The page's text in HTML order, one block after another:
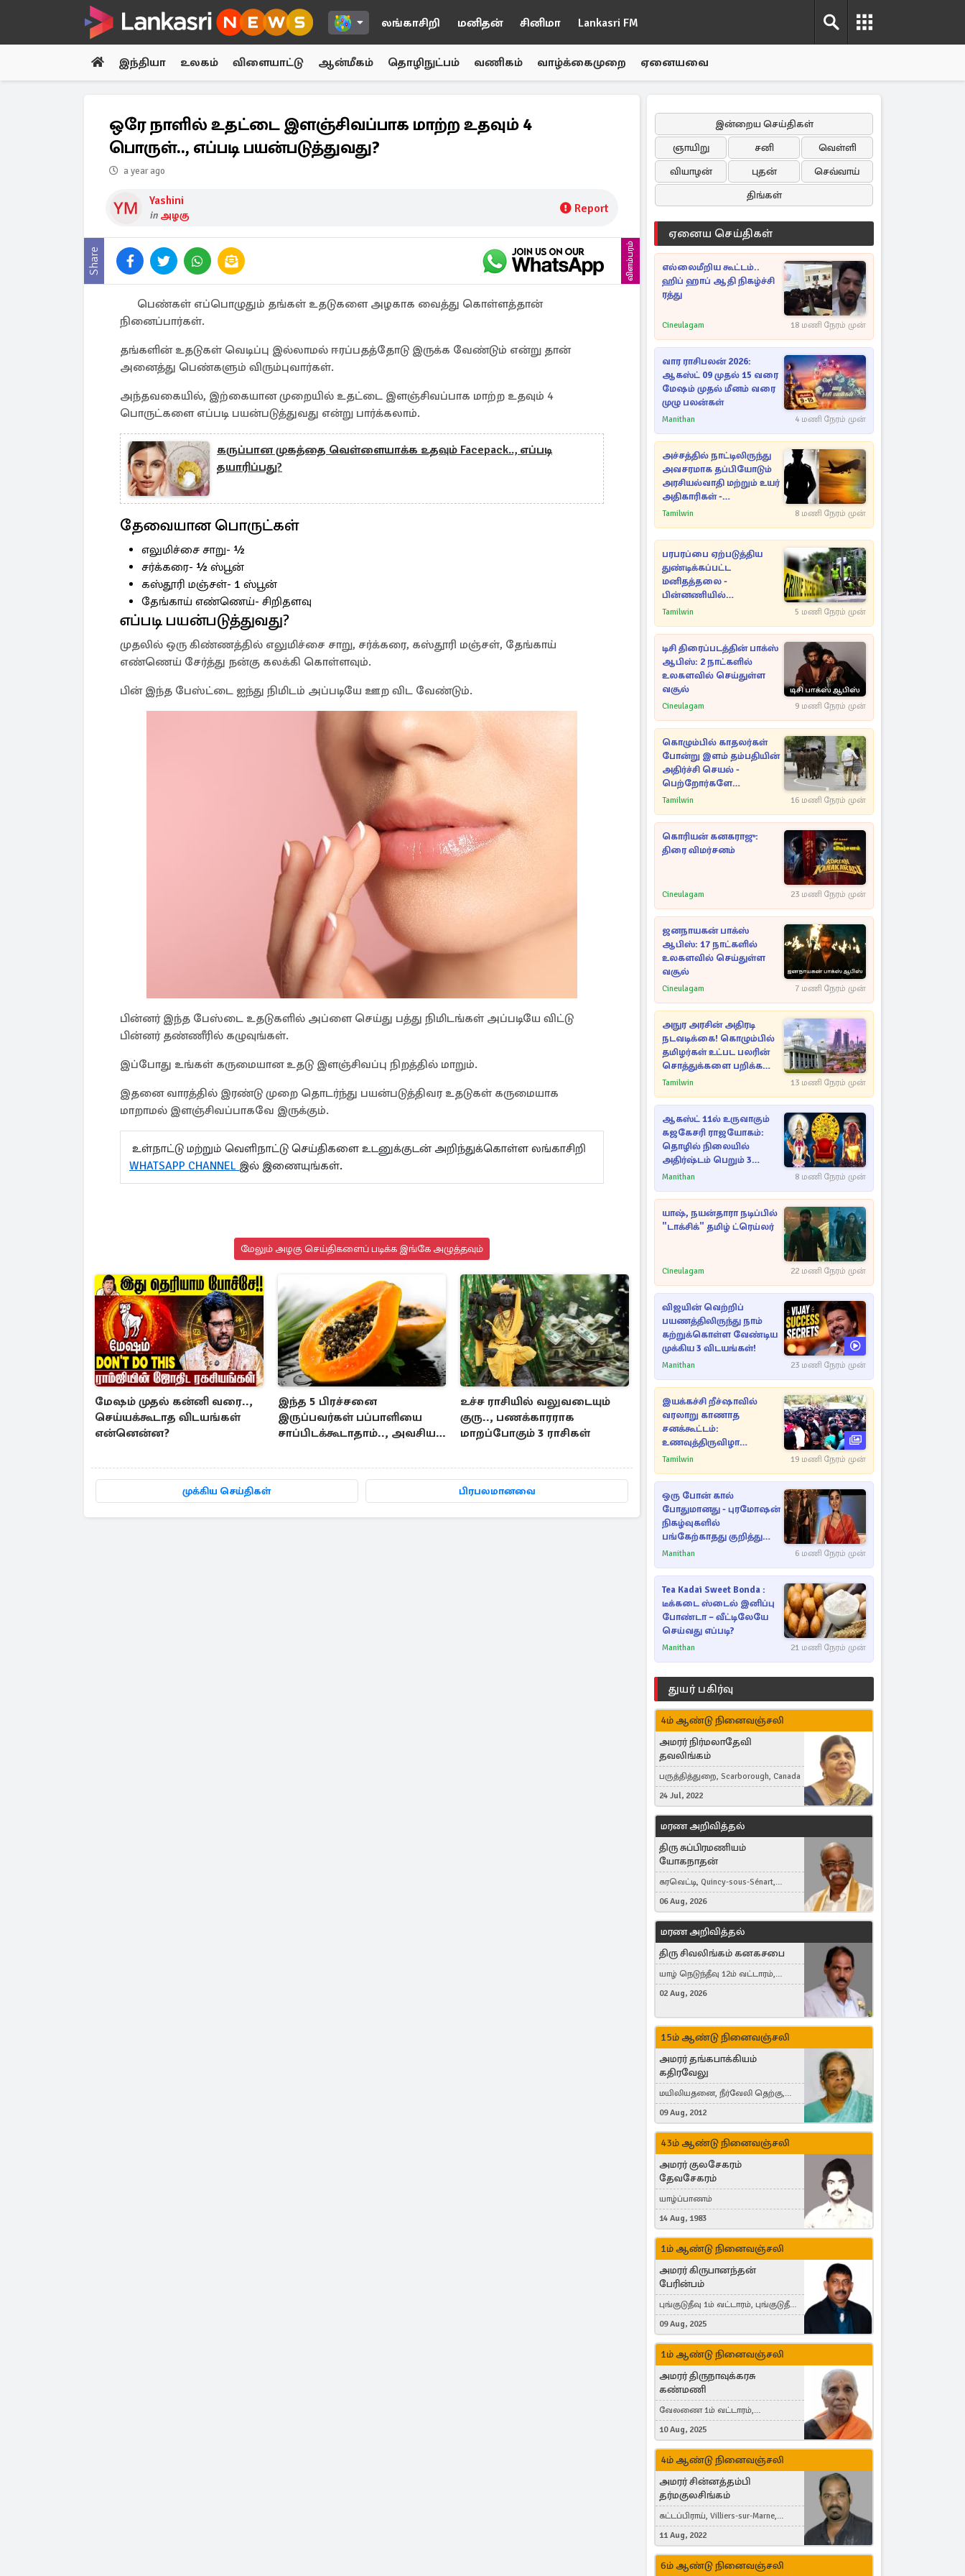
லங்காசிறி மனிதன் சினிமா Lankasri FM
இந்தியா உலகம் விளையாட்டு ஆன்மீகம் தொழிநுட்பம் வணிகம் வாழ்க்கைமுறை ஏனையவை
ஒரே நாளில் உதட்டை இளஞ்சிவப்பாக மாற்ற உதவும் 4
பொருள்.., எப்படி பயன்படுத்துவது?
a year ago
Yashini
in அழகு Report
Share விளம்பரம்
பெண்கள் எப்பொழுதும் தங்கள் உதடுகளை அழகாக வைத்து கொள்ளத்தான்
நினைப்பார்கள்.
தங்களின் உதடுகள் வெடிப்பு இல்லாமல் ஈரப்பதத்தோடு இருக்க வேண்டும் என்று தான்
அனைத்து பெண்களும் விரும்புவார்கள்.
அந்தவகையில், இற்கையான முறையில் உதட்டை இளஞ்சிவப்பாக மாற்ற உதவும் 4
பொருட்களை எப்படி பயன்படுத்துவது என்று பார்க்கலாம்.
கருப்பான முகத்தை வெள்ளையாக்க உதவும் Facepack.., எப்படி
தயாரிப்பது?
தேவையான பொருட்கள்
எலுமிச்சை சாறு- ½
சர்க்கரை- ½ ஸ்பூன்
கஸ்தூரி மஞ்சள்- 1 ஸ்பூன்
தேங்காய் எண்ணெய்- சிறிதளவு
எப்படி பயன்படுத்துவது?
முதலில் ஒரு கிண்ணத்தில் எலுமிச்சை சாறு, சர்க்கரை, கஸ்தூரி மஞ்சள், தேங்காய்
எண்ணெய் சேர்த்து நன்கு கலக்கி கொள்ளவும்.
பின் இந்த பேஸ்ட்டை ஐந்து நிமிடம் அப்படியே ஊற விட வேண்டும்.
பின்னர் இந்த பேஸ்டை உதடுகளில் அப்ளை செய்து பத்து நிமிடங்கள் அப்படியே விட்டு
பின்னர் தண்ணீரில் கழுவுங்கள்.
இப்போது உங்கள் கருமையான உதடு இளஞ்சிவப்பு நிறத்தில் மாறும்.
இதனை வாரத்தில் இரண்டு முறை தொடர்ந்து பயன்படுத்திவர உதடுகள் கருமையாக
மாறாமல் இளஞ்சிவப்பாகவே இருக்கும்.
உள்நாட்டு மற்றும் வெளிநாட்டு செய்திகளை உடனுக்குடன் அறிந்துக்கொள்ள லங்காசிறி
WHATSAPP CHANNEL இல் இணையுங்கள்.
மேலும் அழகு செய்திகளைப் படிக்க இங்கே அழுத்தவும்
மேஷம் முதல் கன்னி வரை..,
செய்யக்கூடாத விடயங்கள்
என்னென்ன?
இந்த 5 பிரச்சனை
இருப்பவர்கள் பப்பாளியை
சாப்பிடக்கூடாதாம்.., அவசியம்
உச்ச ராசியில் வலுவடையும்
குரு.., பணக்காரராக
மாறப்போகும் 3 ராசிகள்
முக்கிய செய்திகள் பிரபலமானவை
இன்றைய செய்திகள்
ஞாயிறு
சனி
வெள்ளி
வியாழன்
புதன்
செவ்வாய்
திங்கள்
ஏனைய செய்திகள்
எல்லைமீறிய கூட்டம்..
ஹிப் ஹாப் ஆதி நிகழ்ச்சி
ரத்து
Cineulagam 18 மணி நேரம் முன்
வார ராசிபலன் 2026:
ஆகஸ்ட் 09 முதல் 15 வரை
மேஷம் முதல் மீனம் வரை
முழு பலன்கள்
Manithan 4 மணி நேரம் முன்
அச்சத்தில் நாட்டிலிருந்து
அவசரமாக தப்பியோடும்
அரசியல்வாதி மற்றும் உயர்
அதிகாரிகள் -
ஆதாரங்களுடன்
புலனாய்வாளர்கள்
Tamilwin 8 மணி நேரம் முன்
பரபரப்பை ஏற்படுத்திய
துண்டிக்கப்பட்ட
மனிதத்தலை -
பின்னணியில்
மறைந்துள்ள மர்மம்
Tamilwin 5 மணி நேரம் முன்
டிசி திரைப்படத்தின் பாக்ஸ்
ஆபிஸ்: 2 நாட்களில்
உலகளவில் செய்துள்ள
வசூல்
Cineulagam 9 மணி நேரம் முன்
கொழும்பில் காதலர்கள்
போன்று இளம் தம்பதியின்
அதிர்ச்சி செயல் -
பெற்றோர்களே
எச்சரிக்கை
Tamilwin 16 மணி நேரம் முன்
கொரியன் கனகராஜு:
திரை விமர்சனம்
Cineulagam 23 மணி நேரம் முன்
ஜனநாயகன் பாக்ஸ்
ஆபிஸ்: 17 நாட்களில்
உலகளவில் செய்துள்ள
வசூல்
Cineulagam 7 மணி நேரம் முன்
அநுர அரசின் அதிரடி
நடவடிக்கை! கொழும்பில்
தமிழர்கள் உட்பட பலரின்
சொத்துக்களை பறிக்க
நடவடிக்கை
Tamilwin 13 மணி நேரம் முன்
ஆகஸ்ட் 11ல் உருவாகும்
கஜகேசரி ராஜயோகம்:
தொழில் நிலையில்
அதிர்ஷ்டம் பெறும் 3
ராசிகள்!
Manithan 8 மணி நேரம் முன்
யாஷ், நயன்தாரா நடிப்பில்
"டாக்சிக்" தமிழ் ட்ரெய்லர்
Cineulagam 22 மணி நேரம் முன்
விஜயின் வெற்றிப்
பயணத்திலிருந்து நாம்
கற்றுக்கொள்ள வேண்டிய
முக்கிய 3 விடயங்கள்!
Manithan 23 மணி நேரம் முன்
இயக்கச்சி றீச்ஷாவில்
வரலாறு காணாத
சனக்கூட்டம்:
உணவுத்திருவிழா
இடைநிறுத்தம்
Tamilwin 19 மணி நேரம் முன்
ஒரு போன் கால்
போதுமானது - புரமோஷன்
நிகழ்வுகளில்
பங்கேற்காதது குறித்து
நயன்தாரா ஓபன் டாக்!
Manithan 6 மணி நேரம் முன்
Tea Kadai Sweet Bonda :
டீக்கடை ஸ்டைல் இனிப்பு
போண்டா – வீட்டிலேயே
செய்வது எப்படி?
Manithan 21 மணி நேரம் முன்
துயர் பகிர்வு
4ம் ஆண்டு நினைவஞ்சலி
அமரர் நிர்மலாதேவி
தவலிங்கம்
பருத்தித்துறை, Scarborough, Canada
24 Jul, 2022
மரண அறிவித்தல்
திரு சுப்பிரமணியம்
யோகநாதன்
கரவெட்டி, Quincy-sous-Sénart,
France
06 Aug, 2026
மரண அறிவித்தல்
திரு சிவலிங்கம் கனகசபை
யாழ் நெடுந்தீவு 12ம் வட்டாரம்,
Jaffna, நயினாதீவு, London, United
02 Aug, 2026
15ம் ஆண்டு நினைவஞ்சலி
அமரர் தங்கபாக்கியம்
கதிரவேலு
மயிலியதனை, நீர்வேலி தெற்கு,
Herning, Denmark
09 Aug, 2012
43ம் ஆண்டு நினைவஞ்சலி
அமரர் குலசேகரம்
தேவசேகரம்
யாழ்ப்பாணம்
14 Aug, 1983
1ம் ஆண்டு நினைவஞ்சலி
அமரர் கிருபானந்தன்
பேரின்பம்
புங்குடுதீவு 1ம் வட்டாரம், புங்குடுதீவு,
India, Lausanne, Switzerland
09 Aug, 2025
1ம் ஆண்டு நினைவஞ்சலி
அமரர் திருநாவுக்கரசு
கண்மணி
வேலணை 1ம் வட்டாரம்,
மண்கும்பான் மேற்கு, Liestal,
Switzerland
10 Aug, 2025
4ம் ஆண்டு நினைவஞ்சலி
அமரர் சின்னத்தம்பி
தர்மகுலசிங்கம்
கட்டப்பிராய், Villiers-sur-Marne,
France
11 Aug, 2022
6ம் ஆண்டு நினைவஞ்சலி